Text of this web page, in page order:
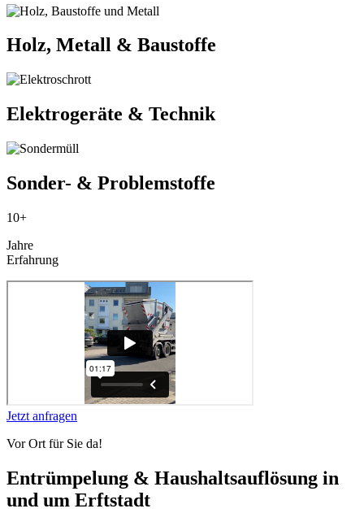
Holz, Metall & Baustoffe
Elektrogeräte & Technik
Sonder- & Problemstoffe
10+
Jahre
Erfahrung
Jetzt anfragen
Vor Ort für Sie da!
Entrümpelung & Haushaltsauflösung in
und um Erftstadt